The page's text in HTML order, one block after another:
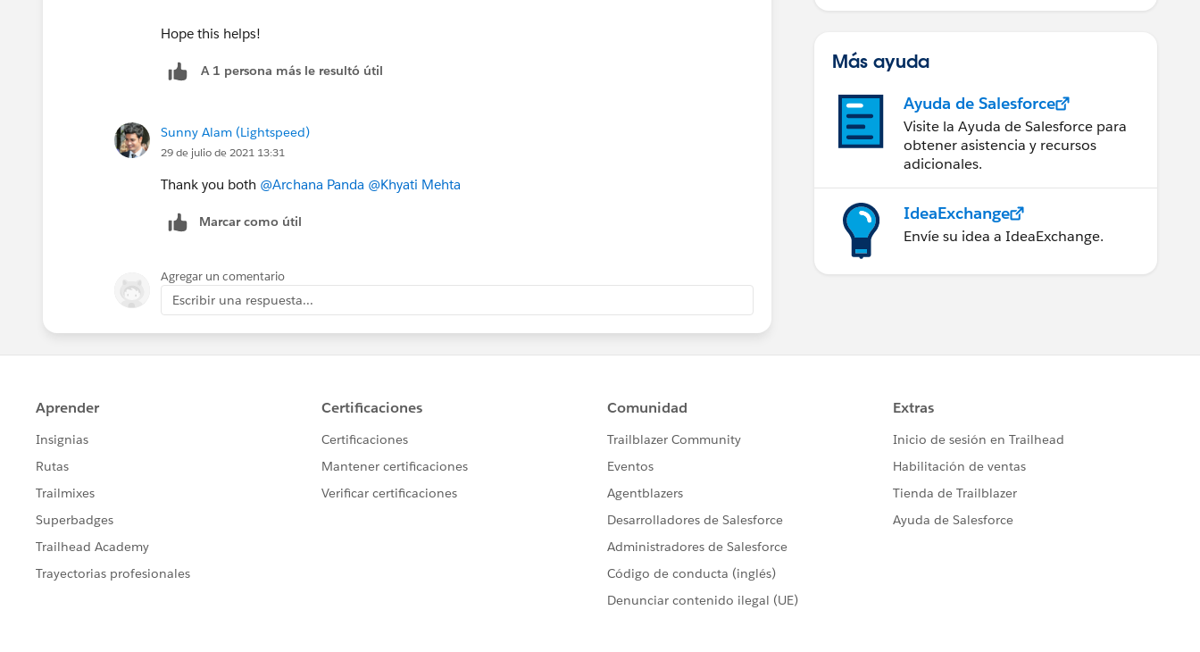
Hope this helps!
A 1 persona más le resultó útil
Sunny Alam (Lightspeed)
29 de julio de 2021 13:31
Thank you both @Archana Panda @Khyati Mehta
Marcar como útil
Agregar un comentario
Escribir una respuesta...
Más ayuda
Ayuda de Salesforce
Visite la Ayuda de Salesforce para
obtener asistencia y recursos
adicionales.
IdeaExchange
Envíe su idea a IdeaExchange.